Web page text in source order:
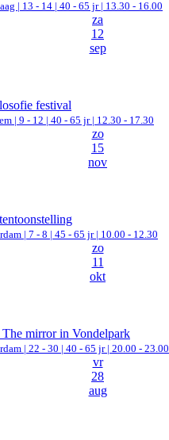
| 13 - 14 | 40 - 65 jr | 13.30 - 16.00
za
12
sep
festival
| 9 - 12 | 40 - 65 jr | 12.30 - 17.30
zo
15
nov
| 7 - 8 | 45 - 65 jr | 10.00 - 12.30
zo
11
okt
The mirror in Vondelpark
| 22 - 30 | 40 - 65 jr | 20.00 - 23.00
vr
28
aug